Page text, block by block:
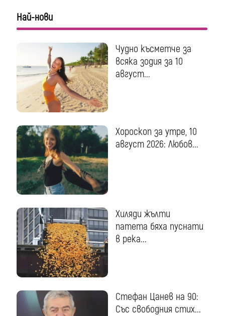
Най-нови
Чудно късметче за
всяка зодия за 10
август...
Хороскоп за утре, 10
август 2026: Любов...
Хиляди жълти
патета бяха пуснати
в река...
Стефан Цанев на 90:
Със свободния стих...